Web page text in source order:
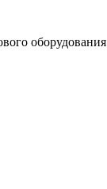
оборудования